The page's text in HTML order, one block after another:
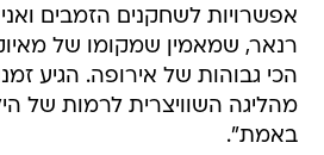
אפשרויות לשחקנים הזמבים
רנאר, שמאמין שמקומו של
הכי גבוהות של אירופה. הגיע
מהליגה השוויצרית לרמות של
באמת".